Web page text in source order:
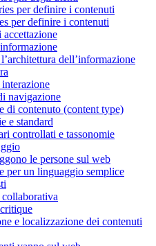
per definire i contenuti
per definire i contenuti
dell’informazione
navigazione
di contenuto (content type)
e standard
controllati e tassonomie
le persone sul web
per un linguaggio semplice
e localizzazione dei contenuti